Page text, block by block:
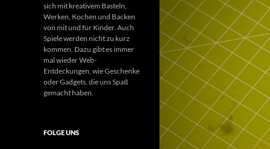
sich mit kreativem Basteln,
Werken, Kochen und Backen
von mit und für Kinder. Auch
Spiele werden nicht zu kurz
kommen. Dazu gibt es immer
mal wieder Web-
Entdeckungen, wie Geschenke
oder Gadgets, die uns Spaß
gemacht haben.
FOLGE UNS